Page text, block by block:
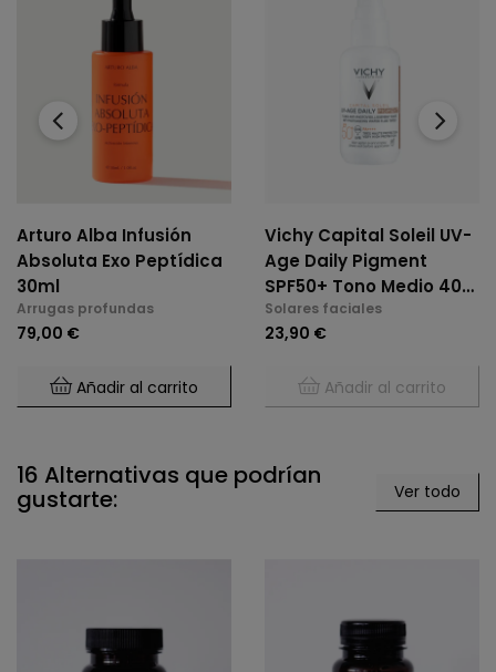
Arturo Alba Infusión
Absoluta Exo Peptídica
30ml
Arrugas profundas
79,00 €
Añadir al carrito
Vichy Capital Soleil UV-
Age Daily Pigment
SPF50+ Tono Medio 40
Ml
Solares faciales
23,90 €
Añadir al carrito
‹ ›
16 Alternativas que podrían
gustarte: Ver todo